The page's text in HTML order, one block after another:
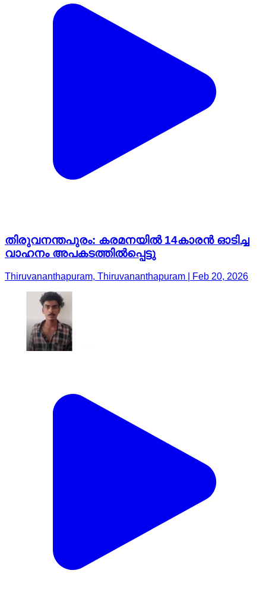
തിരുവനന്തപുരം: കരമനയില്‍ 14കാരൻ ഓടിച്ച
വാഹനം അപകടത്തില്‍പ്പെട്ടു
Thiruvananthapuram, Thiruvananthapuram | Feb 20, 2026